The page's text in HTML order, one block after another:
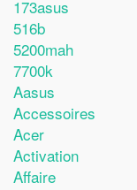
173asus
516b
5200mah
7700k
Aasus
Accessoires
Acer
Activation
Affaire